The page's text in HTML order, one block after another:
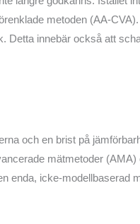
metoden (AA-
Detta innebär också att
och en brist på
mätmetoder (AMA)
enda, icke-modellbaserad